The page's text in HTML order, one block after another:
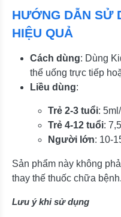
HƯỚNG DẪN SỬ
HIỆU QUẢ
Cách dùng: Dùng
thể uống trực tiếp
Liều dùng:
Trẻ 2-3 tuổi:
Trẻ 4-12 tuổi:
Người lớn: 10-
Sản phẩm này không
thay thế thuốc chữa bệnh.
Lưu ý khi sử dụng